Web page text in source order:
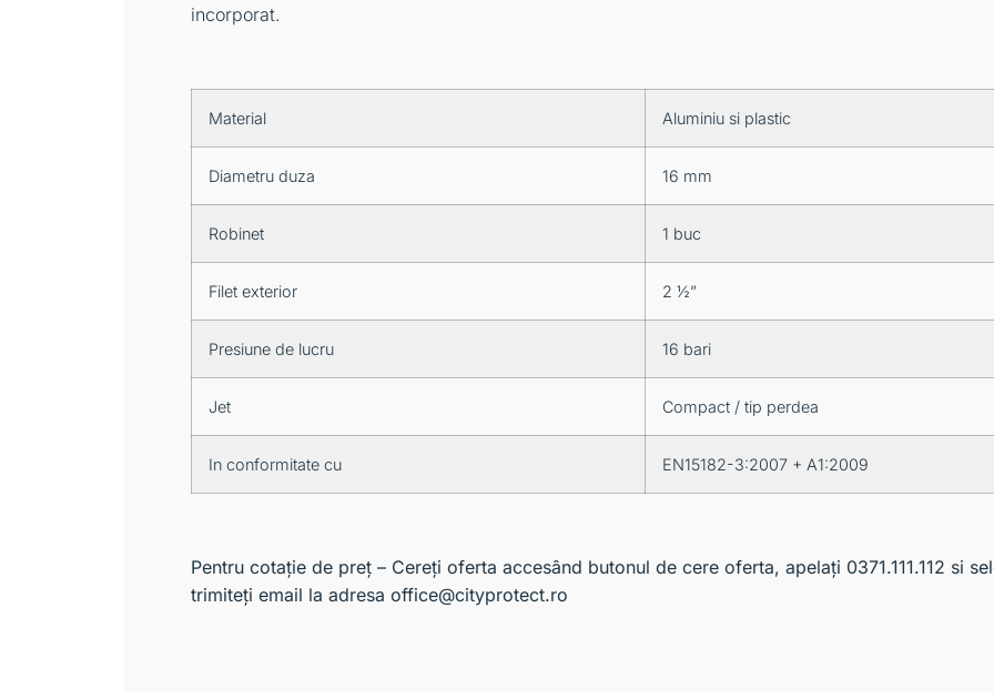
incorporat.
Material Aluminiu si plastic
Diametru duza 16 mm
Robinet 1 buc
Filet exterior 2 ½”
Presiune de lucru 16 bari
Jet Compact / tip perdea
In conformitate cu EN15182-3:2007 + A1:2009
Pentru cotație de preț – Cereți oferta accesând butonul de cere oferta, apelați 0371.111.112 si
trimiteți email la adresa office@cityprotect.ro